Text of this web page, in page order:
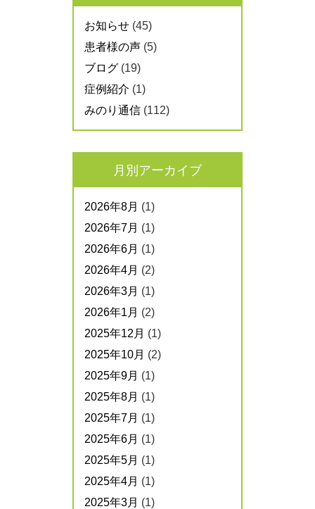
お知らせ (45)
患者様の声 (5)
ブログ (19)
症例紹介 (1)
みのり通信 (112)
月別アーカイブ
2026年8月 (1)
2026年7月 (1)
2026年6月 (1)
2026年4月 (2)
2026年3月 (1)
2026年1月 (2)
2025年12月 (1)
2025年10月 (2)
2025年9月 (1)
2025年8月 (1)
2025年7月 (1)
2025年6月 (1)
2025年5月 (1)
2025年4月 (1)
2025年3月 (1)